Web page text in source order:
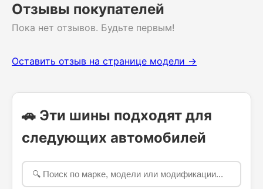
Отзывы покупателей
Пока нет отзывов. Будьте первым!
Оставить отзыв на странице модели →
🚗 Эти шины подходят для
следующих автомобилей